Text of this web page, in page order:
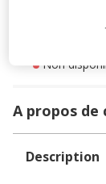
Livraison
Non
A propos de
Description